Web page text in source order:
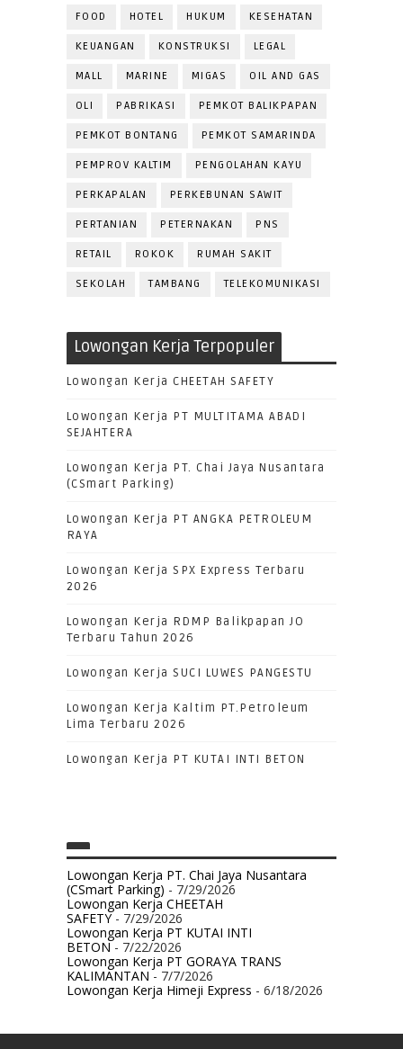
FOOD HOTEL HUKUM KESEHATAN
KEUANGAN KONSTRUKSI LEGAL
MALL MARINE MIGAS OIL AND GAS
OLI PABRIKASI PEMKOT BALIKPAPAN
PEMKOT BONTANG PEMKOT SAMARINDA
PEMPROV KALTIM PENGOLAHAN KAYU
PERKAPALAN PERKEBUNAN SAWIT
PERTANIAN PETERNAKAN PNS
RETAIL ROKOK RUMAH SAKIT
SEKOLAH TAMBANG TELEKOMUNIKASI
Lowongan Kerja Terpopuler
Lowongan Kerja CHEETAH SAFETY
Lowongan Kerja PT MULTITAMA ABADI
SEJAHTERA
Lowongan Kerja PT. Chai Jaya Nusantara
(CSmart Parking)
Lowongan Kerja PT ANGKA PETROLEUM
RAYA
Lowongan Kerja SPX Express Terbaru
2026
Lowongan Kerja RDMP Balikpapan JO
Terbaru Tahun 2026
Lowongan Kerja SUCI LUWES PANGESTU
Lowongan Kerja Kaltim PT.Petroleum
Lima Terbaru 2026
Lowongan Kerja PT KUTAI INTI BETON
Lowongan Kerja PT. Chai Jaya Nusantara
(CSmart Parking) - 7/29/2026
Lowongan Kerja CHEETAH
SAFETY- 7/29/2026
Lowongan Kerja PT KUTAI INTI
BETON- 7/22/2026
Lowongan Kerja PT GORAYA TRANS
KALIMANTAN- 7/7/2026
Lowongan Kerja Himeji Express - 6/18/2026